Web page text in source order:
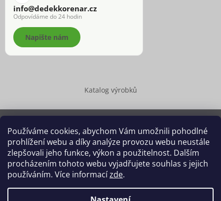
Používáme cookies, abychom Vám umožnili pohodlné
prohlížení webu a díky analýze provozu webu neustále
zlepšovali jeho funkce, výkon a použitelnost. Dalším
procházením tohoto webu vyjadřujete souhlas s jejich
používáním. Více informacízde.
info@dedekkorenar.cz
Odpovídáme do 24 hodin
Napište nám
Katalog výrobků
Copyright 2026 Dědek kořenář®
. Všechna práva vyhrazena.
Upravit nastavení cookies
Grafický návrh vytvořil a na Shoptet implementoval
Shoptetak.cz.